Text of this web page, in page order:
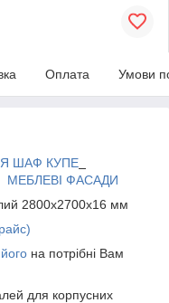
Оплата Умови
ШАФ КУПЕ
МЕБЛЕВІ ФАСАДИ
2800х2700х16 мм
на потрібні Вам
для корпусних